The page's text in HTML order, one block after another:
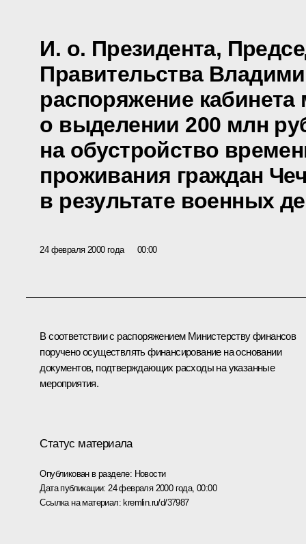
И. о. Президента,
Правительства
распоряжение кабинета
о выделении 200 млн
на обустройство
проживания граждан
в результате военных
24 февраля 2000 года 00:00
В соответствии с распоряжением Министерству финансов
поручено осуществлять финансирование на основании
документов, подтверждающих расходы на указанные
мероприятия.
Статус материала
Опубликован в разделе: Новости
Дата публикации: 24 февраля 2000 года, 00:00
Ссылка на материал:kremlin.ru/d/37987